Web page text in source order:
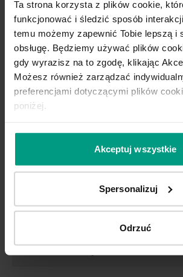
Ta strona korzysta z plików cookie,
funkcjonować i śledzić sposób
temu możemy zapewnić Tobie lepszą i
obsługę. Będziemy używać plików
gdy wyrazisz na to zgodę, klikając
Możesz również zarządzać
preferencjami dotyczącymi plików
poniżej.
Akceptuj wszystkie
Spersonalizuj
Odrzuć
wentylacyjne w skrzydle i klamkę
Wypełnienie:WYBIERZ